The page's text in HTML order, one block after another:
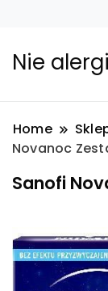
Nie
Home
Novanoc
Sanofi